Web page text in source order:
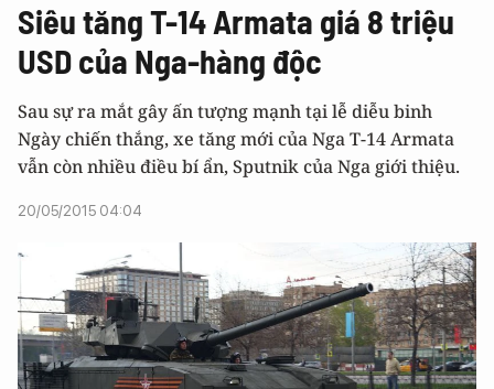
Siêu tăng T-14 Armata giá 8 triệu
USD của Nga-hàng độc
Sau sự ra mắt gây ấn tượng mạnh tại lễ diễu binh
Ngày chiến thắng, xe tăng mới của Nga T-14 Armata
vẫn còn nhiều điều bí ẩn, Sputnik của Nga giới thiệu.
20/05/2015 04:04